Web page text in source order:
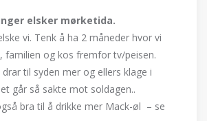
elsker mørketida.
vi. Tenk å ha 2 måneder hvor vi
familien og kos fremfor tv/peisen.
til syden mer og ellers klage i
går så sakte mot soldagen..
bra til å drikke mer Mack-øl – se